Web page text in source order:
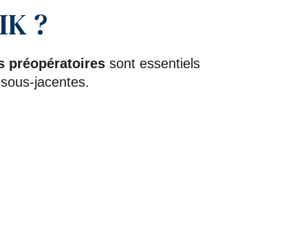
?
préopératoires sont essentiels
jacentes.